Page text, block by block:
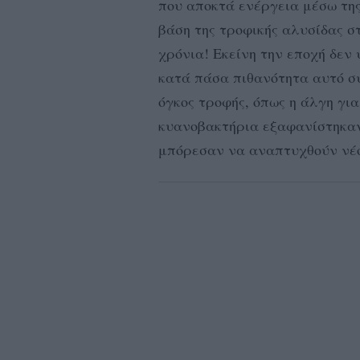
που αποκτά ενέργεια μέσω
βάση της τροφικής αλυσίδας
χρόνια! Εκείνη την εποχή
κατά πάσα πιθανότητα αυτό
όγκος τροφής, όπως η άλγη
κυανοβακτήρια
μπόρεσαν να αναπτυχθούν